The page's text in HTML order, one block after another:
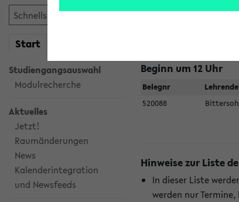
Start
Studiengangsauswahl
Modulrecherche
Aktuelles
Jetzt!
Raumänderungen
News
Kalenderintegration
und Newsfeeds
Veranstaltungen, bei
Beginn um 12 Uhr
Belegnr
520088
Hinweise zur Liste
In dieser Liste
werden nur